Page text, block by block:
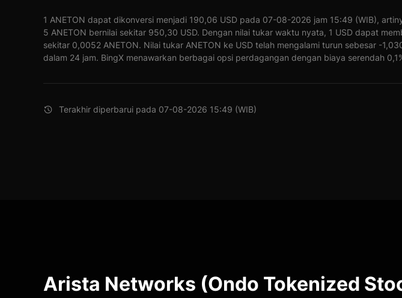
1 ANETON dapat dikonversi menjadi 190,06 USD pada 07-08-2026 jam 15:49 (WIB),
5 ANETON bernilai sekitar 950,30 USD. Dengan nilai tukar waktu nyata, 1 USD dapat
sekitar 0,0052 ANETON. Nilai tukar ANETON ke USD telah mengalami turun sebesar -
dalam 24 jam. BingX menawarkan berbagai opsi perdagangan dengan biaya serendah
Terakhir diperbarui pada 07-08-2026 15:49 (WIB)
Arista Networks (Ondo Tokenized